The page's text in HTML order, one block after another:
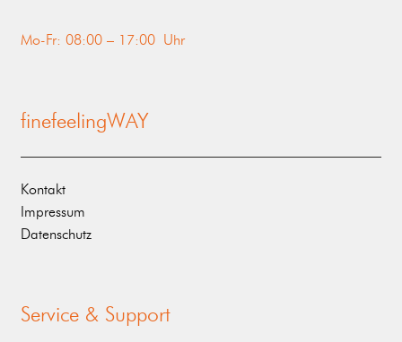
Mo-Fr: 08:00 – 17:00 Uhr
finefeelingWAY
Kontakt
Impressum
Datenschutz
Service & Support